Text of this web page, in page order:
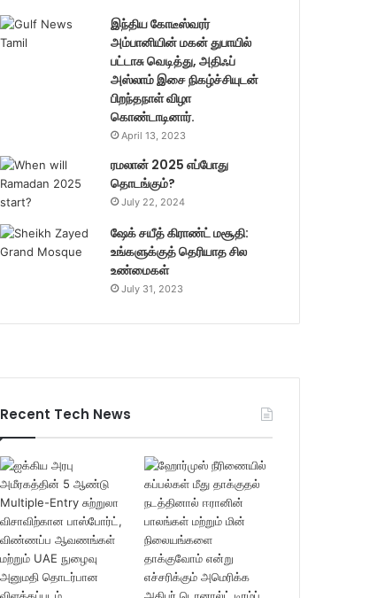
இந்திய கோடீஸ்வரர்
அம்பானியின் மகன் துபாயில்
பட்டாசு வெடித்து, அதிஃப்
அஸ்லாம் இசை நிகழ்ச்சியுடன்
பிறந்தநாள் விழா
கொண்டாடினார்.
April 13, 2023
ரமலான் 2025 எப்போது
தொடங்கும்?
July 22, 2024
ஷேக் சயீத் கிராண்ட் மசூதி:
உங்களுக்குத் தெரியாத சில
உண்மைகள்
July 31, 2023
Recent Tech News